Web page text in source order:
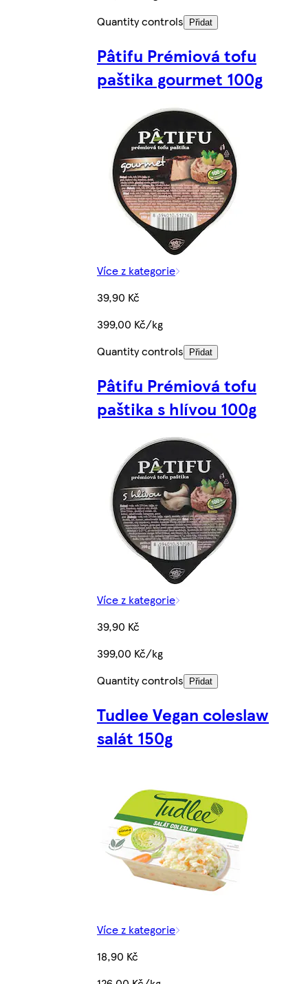
Quantity controls
Přidat
Pâtifu Prémiová tofu
paštika gourmet 100g
Více z kategorie
39,90 Kč
399,00 Kč/kg
Quantity controls
Přidat
Pâtifu Prémiová tofu
paštika s hlívou 100g
Více z kategorie
39,90 Kč
399,00 Kč/kg
Quantity controls
Přidat
Tudlee Vegan coleslaw
salát 150g
Více z kategorie
18,90 Kč